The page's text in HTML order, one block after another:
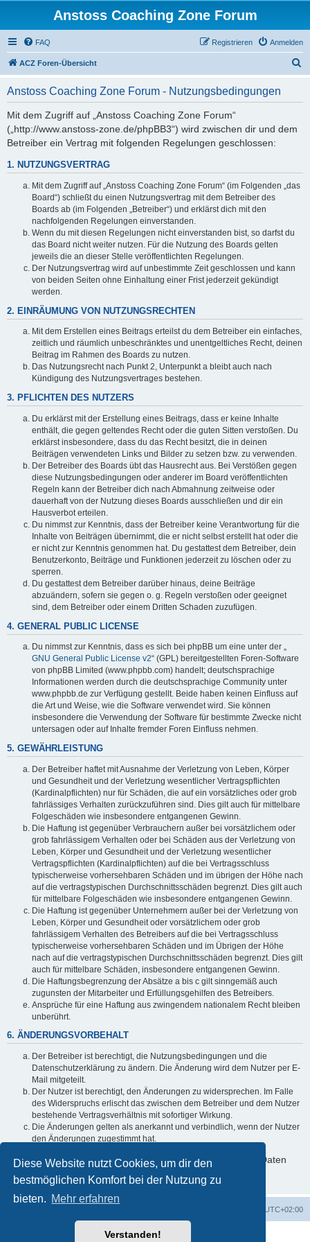
Diese Website nutzt Cookies, um dir den
bestmöglichen Komfort bei der Nutzung zu
bieten. Mehr erfahren
Verstanden!
Anstoss Coaching Zone Forum
FAQ Anmelden
Registrieren
ACZ Foren-Übersicht
Anstoss Coaching Zone Forum - Nutzungsbedingungen
Mit dem Zugriff auf „Anstoss Coaching Zone Forum“
(„http://www.anstoss-zone.de/phpBB3“) wird zwischen dir und dem
Betreiber ein Vertrag mit folgenden Regelungen geschlossen:
1. NUTZUNGSVERTRAG
Mit dem Zugriff auf „Anstoss Coaching Zone Forum“ (im Folgenden „das
Board“) schließt du einen Nutzungsvertrag mit dem Betreiber des
Boards ab (im Folgenden „Betreiber“) und erklärst dich mit den
nachfolgenden Regelungen einverstanden.
Wenn du mit diesen Regelungen nicht einverstanden bist, so darfst du
das Board nicht weiter nutzen. Für die Nutzung des Boards gelten
jeweils die an dieser Stelle veröffentlichten Regelungen.
Der Nutzungsvertrag wird auf unbestimmte Zeit geschlossen und kann
von beiden Seiten ohne Einhaltung einer Frist jederzeit gekündigt
werden.
2. EINRÄUMUNG VON NUTZUNGSRECHTEN
Mit dem Erstellen eines Beitrags erteilst du dem Betreiber ein einfaches,
zeitlich und räumlich unbeschränktes und unentgeltliches Recht, deinen
Beitrag im Rahmen des Boards zu nutzen.
Das Nutzungsrecht nach Punkt 2, Unterpunkt a bleibt auch nach
Kündigung des Nutzungsvertrages bestehen.
3. PFLICHTEN DES NUTZERS
Du erklärst mit der Erstellung eines Beitrags, dass er keine Inhalte
enthält, die gegen geltendes Recht oder die guten Sitten verstoßen. Du
erklärst insbesondere, dass du das Recht besitzt, die in deinen
Beiträgen verwendeten Links und Bilder zu setzen bzw. zu verwenden.
Der Betreiber des Boards übt das Hausrecht aus. Bei Verstößen gegen
diese Nutzungsbedingungen oder anderer im Board veröffentlichten
Regeln kann der Betreiber dich nach Abmahnung zeitweise oder
dauerhaft von der Nutzung dieses Boards ausschließen und dir ein
Hausverbot erteilen.
Du nimmst zur Kenntnis, dass der Betreiber keine Verantwortung für die
Inhalte von Beiträgen übernimmt, die er nicht selbst erstellt hat oder die
er nicht zur Kenntnis genommen hat. Du gestattest dem Betreiber, dein
Benutzerkonto, Beiträge und Funktionen jederzeit zu löschen oder zu
sperren.
Du gestattest dem Betreiber darüber hinaus, deine Beiträge
abzuändern, sofern sie gegen o. g. Regeln verstoßen oder geeignet
sind, dem Betreiber oder einem Dritten Schaden zuzufügen.
4. GENERAL PUBLIC LICENSE
Du nimmst zur Kenntnis, dass es sich bei phpBB um eine unter der „
GNU General Public License v2“ (GPL) bereitgestellten Foren-Software
von phpBB Limited (www.phpbb.com) handelt; deutschsprachige
Informationen werden durch die deutschsprachige Community unter
www.phpbb.de zur Verfügung gestellt. Beide haben keinen Einfluss auf
die Art und Weise, wie die Software verwendet wird. Sie können
insbesondere die Verwendung der Software für bestimmte Zwecke nicht
untersagen oder auf Inhalte fremder Foren Einfluss nehmen.
5. GEWÄHRLEISTUNG
Der Betreiber haftet mit Ausnahme der Verletzung von Leben, Körper
und Gesundheit und der Verletzung wesentlicher Vertragspflichten
(Kardinalpflichten) nur für Schäden, die auf ein vorsätzliches oder grob
fahrlässiges Verhalten zurückzuführen sind. Dies gilt auch für mittelbare
Folgeschäden wie insbesondere entgangenen Gewinn.
Die Haftung ist gegenüber Verbrauchern außer bei vorsätzlichem oder
grob fahrlässigem Verhalten oder bei Schäden aus der Verletzung von
Leben, Körper und Gesundheit und der Verletzung wesentlicher
Vertragspflichten (Kardinalpflichten) auf die bei Vertragsschluss
typischerweise vorhersehbaren Schäden und im übrigen der Höhe nach
auf die vertragstypischen Durchschnittsschäden begrenzt. Dies gilt auch
für mittelbare Folgeschäden wie insbesondere entgangenen Gewinn.
Die Haftung ist gegenüber Unternehmern außer bei der Verletzung von
Leben, Körper und Gesundheit oder vorsätzlichem oder grob
fahrlässigem Verhalten des Betreibers auf die bei Vertragsschluss
typischerweise vorhersehbaren Schäden und im Übrigen der Höhe
nach auf die vertragstypischen Durchschnittsschäden begrenzt. Dies gilt
auch für mittelbare Schäden, insbesondere entgangenen Gewinn.
Die Haftungsbegrenzung der Absätze a bis c gilt sinngemäß auch
zugunsten der Mitarbeiter und Erfüllungsgehilfen des Betreibers.
Ansprüche für eine Haftung aus zwingendem nationalem Recht bleiben
unberührt.
6. ÄNDERUNGSVORBEHALT
Der Betreiber ist berechtigt, die Nutzungsbedingungen und die
Datenschutzerklärung zu ändern. Die Änderung wird dem Nutzer per E-
Mail mitgeteilt.
Der Nutzer ist berechtigt, den Änderungen zu widersprechen. Im Falle
des Widerspruchs erlischt das zwischen dem Betreiber und dem Nutzer
bestehende Vertragsverhältnis mit sofortiger Wirkung.
Die Änderungen gelten als anerkannt und verbindlich, wenn der Nutzer
den Änderungen zugestimmt hat.
Informationen über den Umgang mit deinen persönlichen Daten
sind in der Datenschutzerklärung enthalten.
UTC+02:00
Powered byphpBB® Forum Software © phpBB Limited